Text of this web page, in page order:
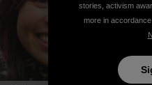
stories, activism
more in accordance